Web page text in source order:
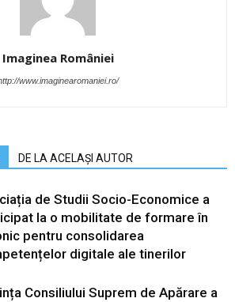
Imaginea României
www.imaginearomaniei.ro/
DE LA ACELAȘI AUTOR
de Studii Socio-Economice a
la o mobilitate de formare în
pentru consolidarea
digitale ale tinerilor
Consiliului Suprem de Apărare a